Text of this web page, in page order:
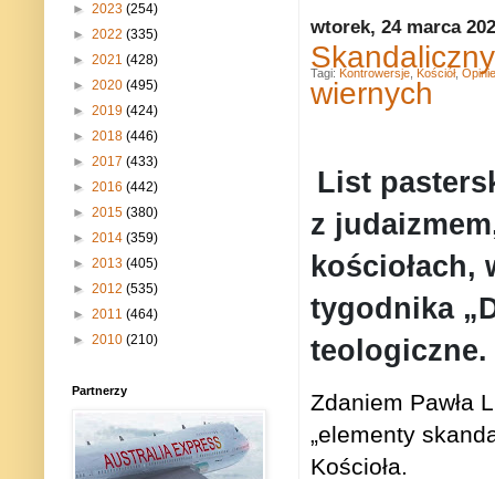
wtorek, 24 marca
wiernych
List
z
kościołach,
tygodnika
teologiczne.
Zdaniem Pawła
„elementy
Kościoła.
Tagi: Kontrowersje Kościół, Opinie
► 2023 (254)
► 2022 (335)
► 2021 (428)
► 2020 (495)
► 2019 (424)
► 2018 (446)
► 2017 (433)
► 2016 (442)
► 2015 (380)
► 2014 (359)
► 2013 (405)
► 2012 (535)
► 2011 (464)
► 2010 (210)
Partnerzy